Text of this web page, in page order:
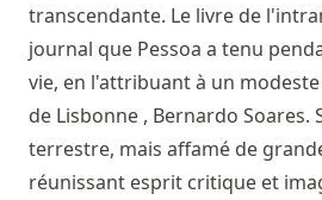
transcendante. Le livre de
journal que Pessoa a tenu
vie, en l'attribuant à un
de Lisbonne , Bernardo Soares.
terrestre, mais affamé de
réunissant esprit critique et